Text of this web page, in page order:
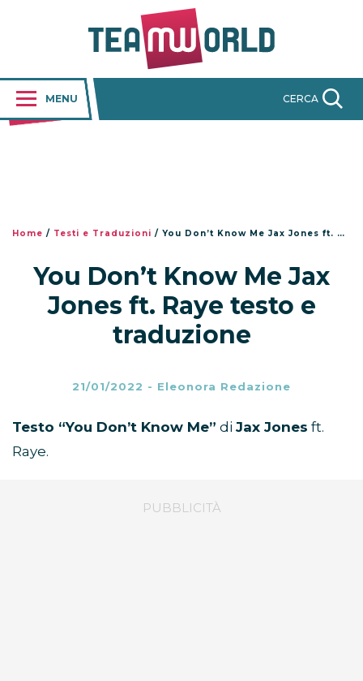
MENU CERCA
Home / Testi e Traduzioni / You Don’t Know Me Jax Jones ft. Raye testo e traduzione
You Don’t Know Me Jax
Jones ft. Raye testo e
traduzione
21/01/2022 - Eleonora Redazione
Testo “You Don’t Know Me” di Jax Jones ft.
Raye.